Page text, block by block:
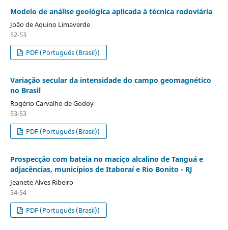
Modelo de análise geológica aplicada à técnica rodoviária
João de Aquino Limaverde
52-53
PDF (Português (Brasil))
Variação secular da intensidade do campo geomagnético
no Brasil
Rogério Carvalho de Godoy
53-53
PDF (Português (Brasil))
Prospecção com bateia no maciço alcalino de Tanguá e
adjacências, municípios de Itaboraí e Rio Bonito - RJ
Jeanete Alves Ribeiro
54-54
PDF (Português (Brasil))